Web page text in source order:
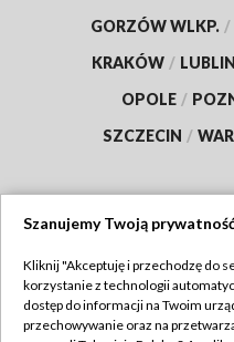
GORZÓW WLKP. /
KRAKÓW / LUBLIN
OPOLE /
SZCZECIN /
Abonament TVP
Szanujemy Twoją
Kliknij "Akceptuję i przechodzę do
korzystanie z technologii
dostęp do informacji na Twoim
przechowywanie oraz na